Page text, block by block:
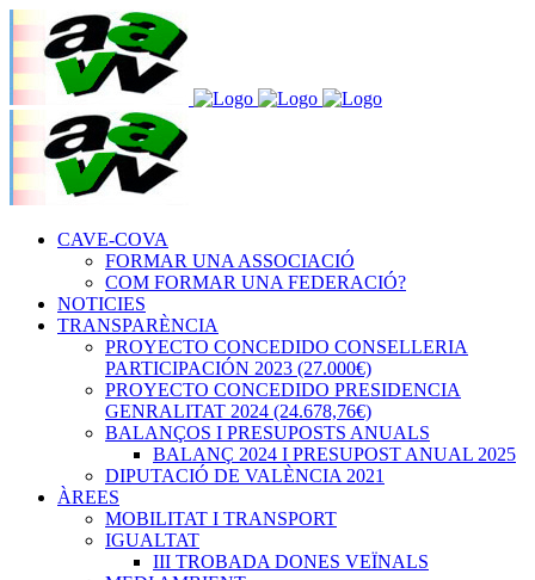
CAVE-COVA
FORMAR UNA ASSOCIACIÓ
COM FORMAR UNA FEDERACIÓ?
NOTICIES
TRANSPARÈNCIA
PROYECTO CONCEDIDO CONSELLERIA
PARTICIPACIÓN 2023 (27.000€)
PROYECTO CONCEDIDO PRESIDENCIA
GENRALITAT 2024 (24.678,76€)
BALANÇOS I PRESUPOSTS ANUALS
BALANÇ 2024 I PRESUPOST ANUAL 2025
DIPUTACIÓ DE VALÈNCIA 2021
ÀREES
MOBILITAT I TRANSPORT
IGUALTAT
III TROBADA DONES VEÏNALS